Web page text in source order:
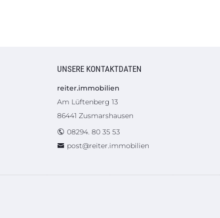
UNSERE KONTAKTDATEN
reiter.immobilien
Am Lüftenberg 13
86441 Zusmarshausen
08294. 80 35 53
post@reiter.immobilien